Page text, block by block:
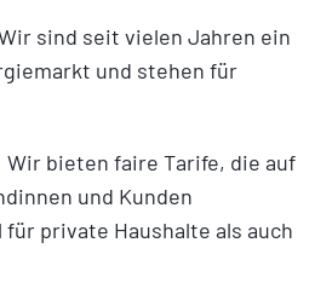
sind seit vielen Jahren ein
und stehen für
Wir bieten faire Tarife, die auf
und Kunden
private Haushalte als auch